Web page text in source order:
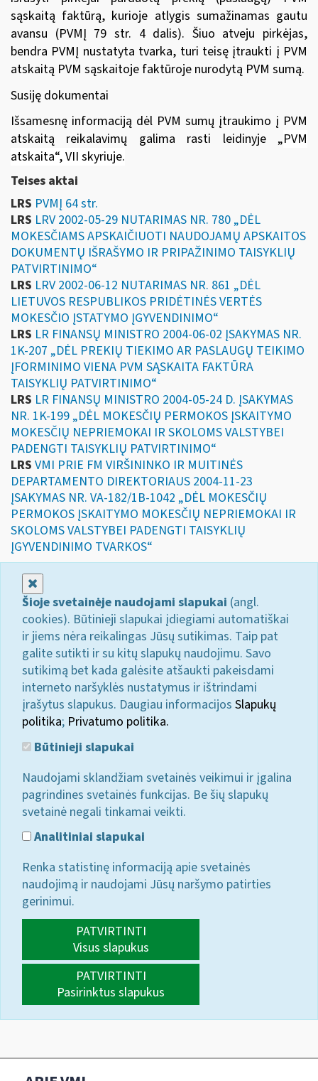
sąskaitą faktūrą, kurioje atlygis sumažinamas gautu
avansu (PVMĮ 79 str. 4 dalis). Šiuo atveju pirkėjas,
bendra PVMĮ nustatyta tvarka, turi teisę įtraukti į PVM
atskaitą PVM sąskaitoje faktūroje nurodytą PVM sumą.
Susiję dokumentai
Išsamesnę informaciją dėl PVM sumų įtraukimo į PVM
atskaitą reikalavimų galima rasti leidinyje „PVM
atskaita“, VII skyriuje.
Teises aktai
LRS PVMĮ 64 str.
LRS LRV 2002-05-29 NUTARIMAS NR. 780 „DĖL
MOKESČIAMS APSKAIČIUOTI NAUDOJAMŲ APSKAITOS
DOKUMENTŲ IŠRAŠYMO IR PRIPAŽINIMO TAISYKLIŲ
PATVIRTINIMO“
LRS LRV 2002-06-12 NUTARIMAS NR. 861 „DĖL
LIETUVOS RESPUBLIKOS PRIDĖTINĖS VERTĖS
MOKESČIO ĮSTATYMO ĮGYVENDINIMO“
LRS LR FINANSŲ MINISTRO 2004-06-02 ĮSAKYMAS NR.
1K-207 „DĖL PREKIŲ TIEKIMO AR PASLAUGŲ TEIKIMO
ĮFORMINIMO VIENA PVM SĄSKAITA FAKTŪRA
TAISYKLIŲ PATVIRTINIMO“
LRS LR FINANSŲ MINISTRO 2004-05-24 D. ĮSAKYMAS
NR. 1K-199 „DĖL MOKESČIŲ PERMOKOS ĮSKAITYMO
MOKESČIŲ NEPRIEMOKAI IR SKOLOMS VALSTYBEI
PADENGTI TAISYKLIŲ PATVIRTINIMO“
LRS VMI PRIE FM VIRŠININKO IR MUITINĖS
DEPARTAMENTO DIREKTORIAUS 2004-11-23
ĮSAKYMAS NR. VA-182/1B-1042 „DĖL MOKESČIŲ
PERMOKOS ĮSKAITYMO MOKESČIŲ NEPRIEMOKAI IR
SKOLOMS VALSTYBEI PADENGTI TAISYKLIŲ
ĮGYVENDINIMO TVARKOS“
Šioje svetainėje naudojami slapukai (angl.
cookies). Būtinieji slapukai įdiegiami automatiškai
ir jiems nėra reikalingas Jūsų sutikimas. Taip pat
galite sutikti ir su kitų slapukų naudojimu. Savo
sutikimą bet kada galėsite atšaukti pakeisdami
interneto naršyklės nustatymus ir ištrindami
įrašytus slapukus. Daugiau informacijos Slapukų
politika; Privatumo politika.
Būtinieji slapukai
Naudojami sklandžiam svetainės veikimui ir įgalina
pagrindines svetainės funkcijas. Be šių slapukų
svetainė negali tinkamai veikti.
Analitiniai slapukai
Renka statistinę informaciją apie svetainės
naudojimą ir naudojami Jūsų naršymo patirties
gerinimui.
PATVIRTINTI
Visus slapukus
PATVIRTINTI
Pasirinktus slapukus